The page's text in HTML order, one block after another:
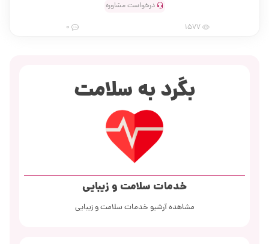
درخواست مشاوره
1577
بگرد به سلامت
خدمات سلامت و زیبایی
مشاهده آرشیو خدمات سلامت و زیبایی